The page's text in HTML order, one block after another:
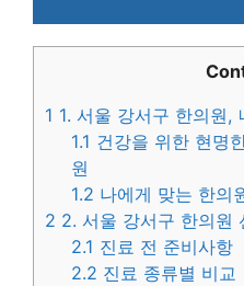
1 1. 서울 강서구 한의원,
1.1 건강을 위한 현명
원
1.2 나에게 맞는 한의
2 2. 서울 강서구 한의원
2.1 진료 전 준비사항
2.2 진료 종류별 비교